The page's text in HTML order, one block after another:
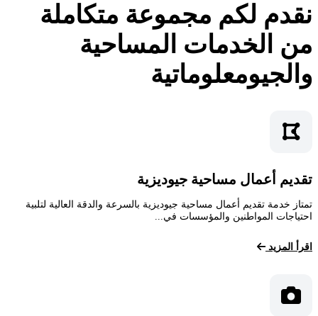
نقدم لكم مجموعة متكاملة
من الخدمات المساحية
والجيومعلوماتية
تقديم أعمال مساحية جيوديزية
تمتاز خدمة تقديم أعمال مساحية جيوديزية بالسرعة والدقة العالية لتلبية
احتياجات المواطنين والمؤسسات في...
اقرأ المزيد